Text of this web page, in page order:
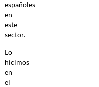
españoles
en
este
sector.
Lo
hicimos
en
el